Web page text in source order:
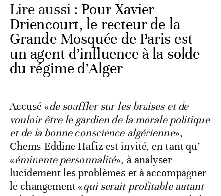
Lire aussi : Pour Xavier
Driencourt, le recteur de la
Grande Mosquée de Paris est
un agent d’influence à la solde
du régime d’Alger
Accusé «de souffler sur les braises et de
vouloir être le gardien de la morale politique
et de la bonne conscience algérienne»,
Chems-Eddine Hafiz est invité, en tant qu’
«éminente personnalité», à analyser
lucidement les problèmes et à accompagner
le changement «qui serait profitable autant